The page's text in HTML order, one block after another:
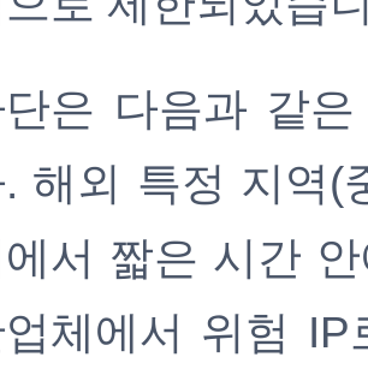
단은 다음과 같
. 해외 특정 지역(
에서 짧은 시간
업체에서 위험